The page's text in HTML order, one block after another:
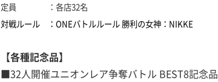
定員 ：各店32名
対戦ルール ：ONEバトルルール 勝利の女神：NIKKE
【各種記念品】
■32人開催ユニオンレア争奪バトル BEST8記念品